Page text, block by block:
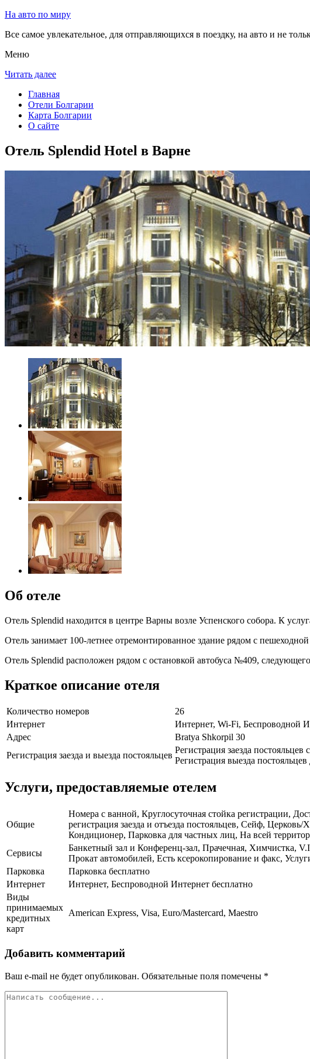
На авто по миру
Все самое увлекательное, для отправляющихся в поездку, на авто и не
Меню
Читать далее
Главная
Отели Болгарии
Карта Болгарии
О сайте
Отель Splendid Hotel в Варне
Об отеле
Отель Splendid находится в центре Варны возле Успенского собора. К
Отель занимает 100-летнее отремонтированное здание рядом с
Отель Splendid расположен рядом с остановкой автобуса №409,
Краткое описание отеля
Количество номеров
26
Интернет
Интернет, Wi-Fi, Беспроводной
Адрес
Bratya Shkorpil 30
Регистрация заезда и выезда постояльцев
Регистрация заезда постояльцев
Регистрация выезда
Услуги, предоставляемые отелем
Общие
Номера с ванной, Круглосуточная стойка регистрации,
регистрация заезда и отъезда постояльцев, Сейф,
Кондиционер, Парковка для частных лиц, На всей
Сервисы
Банкетный зал и Конференц-зал, Прачечная, Химчистка,
Прокат автомобилей, Есть ксерокопирование и факс,
Парковка
Парковка бесплатно
Интернет
Интернет, Беспроводной Интернет бесплатно
Виды
принимаемых
кредитных
карт
American Express, Visa, Euro/Mastercard, Maestro
Добавить комментарий
Ваш e-mail не будет опубликован. Обязательные поля помечены *